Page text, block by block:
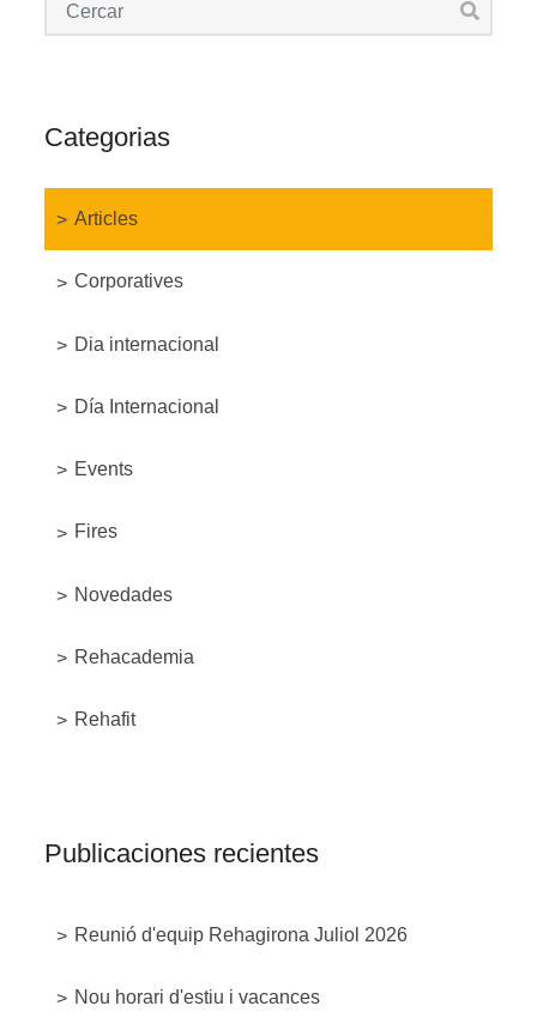
Categorias
Articles
Corporatives
Dia internacional
Día Internacional
Events
Fires
Novedades
Rehacademia
Rehafit
Publicaciones recientes
Reunió d'equip Rehagirona Juliol 2026
Nou horari d'estiu i vacances